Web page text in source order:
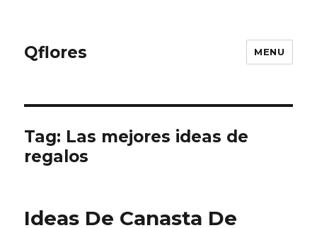
Qflores MENU
Tag: Las mejores ideas de
regalos
Ideas De Canasta De